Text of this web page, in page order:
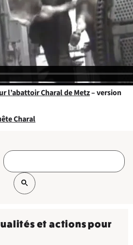
l’abattoir Charal de Metz– version
Charal
et actions pour